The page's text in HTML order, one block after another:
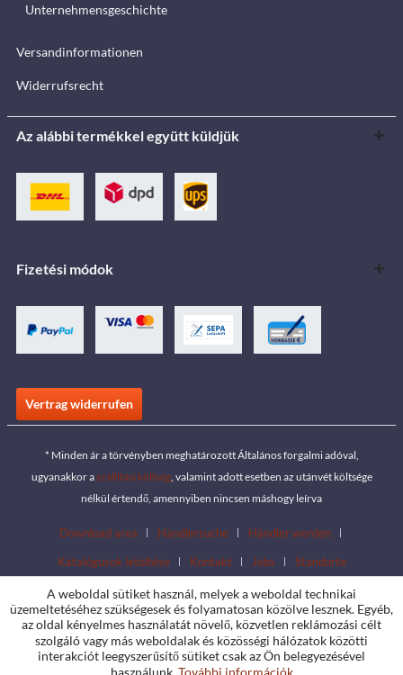
Unternehmensgeschichte
Versandinformationen
Widerrufsrecht
Az alábbi termékkel együtt küldjük
Fizetési módok
Vertrag widerrufen
* Minden ár a törvényben meghatározott Általános forgalmi adóval,
ugyanakkor aszállítási költség, valamint adott esetben az utánvét költsége
nélkül értendő, amennyiben nincsen máshogy leírva
Download area Händlersuche
Händler werden
Katalógusok letöltése
Kontakt Jobs Standorte
A weboldal sütiket használ, melyek a weboldal technikai
üzemeltetéséhez szükségesek és folyamatosan közölve lesznek. Egyéb,
az oldal kényelmes használatát növelő, közvetlen reklámozási célt
szolgáló vagy más weboldalak és közösségi hálózatok közötti
interakciót leegyszerűsítő sütiket csak az Ön belegyezésével
használunk. További információk